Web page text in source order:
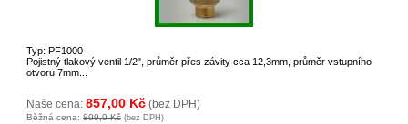
Typ: PF1000
Pojistný tlakový ventil 1/2", průměr přes závity cca 12,3mm, průměr vstupního
otvoru 7mm...
Naše cena: 857,00 Kč (bez DPH)
Běžná cena: 899,9 Kč (bez DPH)